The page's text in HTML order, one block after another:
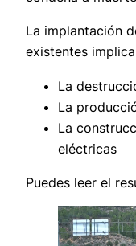
La implantación
existentes
La
La
La
eléctricas
Puedes leer el